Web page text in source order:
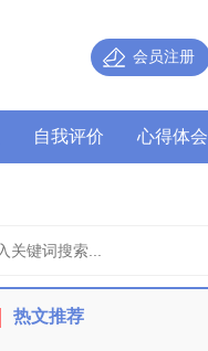
会员注册
自我评价 心得体会
热文推荐